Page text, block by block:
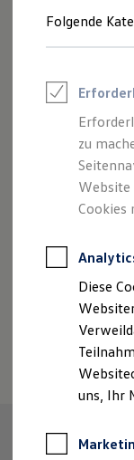
Junge
Leasing
Anpfiff
Der
Folgende
zu
Website
Cookies
Diese
uns, Ihr